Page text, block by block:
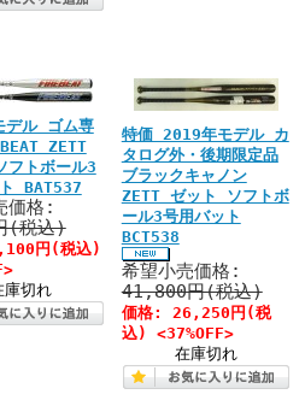
デル ゴム専
ZETT
フトボール3
BAT537
価格:
(税込)
円 (税込)
庫切れ
特価 2019年モデル カ
タログ外・後期限定品
ブラックキャノン
ZETT ゼット ソフトボ
ール3号用バット
BCT538
希望小売価格:
41,800円(税込)
価格: 26,250円 (税
込) <37%OFF>
在庫切れ